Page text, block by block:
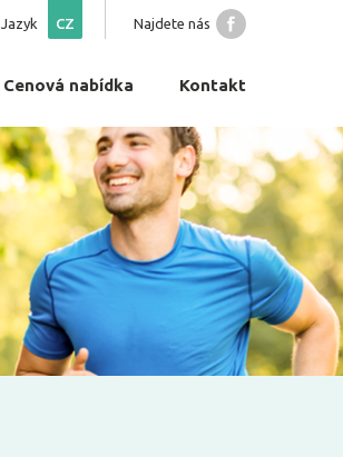
Najdete nás
Jazyk CZ
Cenová nabídka Kontakt